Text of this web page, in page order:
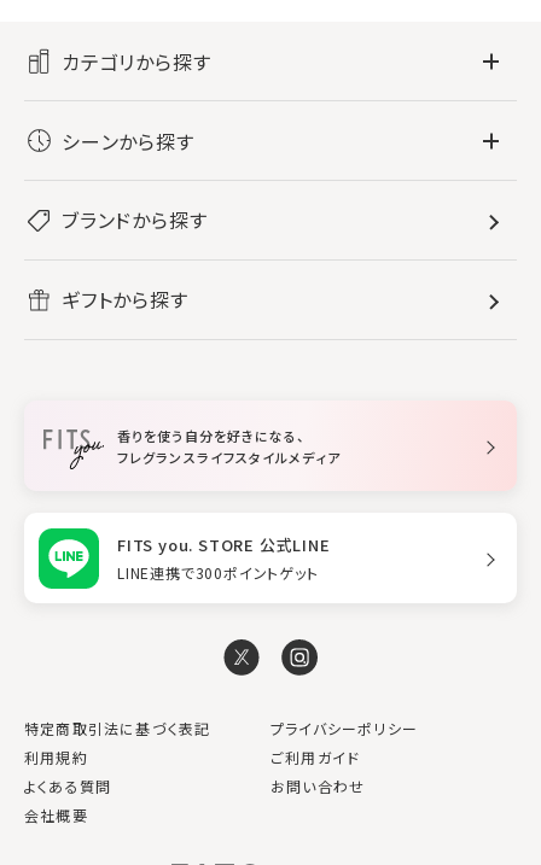
カテゴリから探す
レディース香水
メンズ香水
ボディミスト・スプレー
バス・ボディケア
すべてのバス・ボディケア
ボディ・ハンドクリーム
入浴剤
ホームフレグランス
ルームフレグランス
スタイリング
シーンから探す
リフレッシュしたい
ブランドから探す
ギフトから探す
香りを使う自分を好きになる、
フレグランスライフスタイルメディア
FITS you. STORE 公式LINE
LINE連携で300ポイントゲット
特定商取引法に基づく表記
プライバシーポリシー
利用規約
ご利用ガイド
よくある質問
お問い合わせ
会社概要